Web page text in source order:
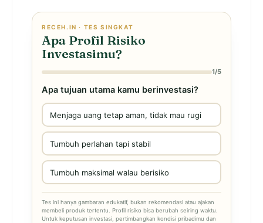
RECEH.IN · TES SINGKAT
Apa Profil Risiko
Investasimu?
1/5
Apa tujuan utama kamu berinvestasi?
Menjaga uang tetap aman, tidak mau rugi
Tumbuh perlahan tapi stabil
Tumbuh maksimal walau berisiko
Tes ini hanya gambaran edukatif, bukan rekomendasi atau ajakan
membeli produk tertentu. Profil risiko bisa berubah seiring waktu.
Untuk keputusan investasi, pertimbangkan kondisi pribadimu dan